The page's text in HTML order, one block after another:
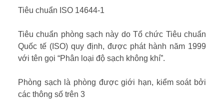
Tiêu chuẩn ISO 14644-1
Tiêu chuẩn phòng sạch này do Tổ chức Tiêu chuẩn
Quốc tế (ISO) quy định, được phát hành năm 1999
với tên gọi “Phân loại độ sạch không khí”.
Phòng sạch là phòng được giới hạn, kiểm soát bởi
các thông số trên 3